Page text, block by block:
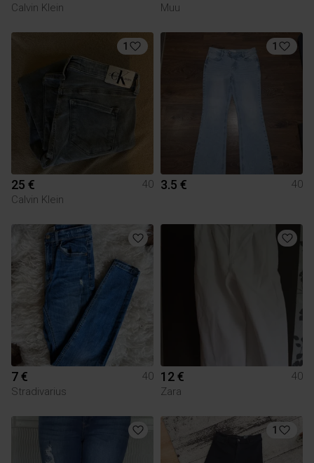
Calvin Klein Muu
1
25 €
40
Calvin Klein
1
3.5 € 40
7 €
40
Stradivarius
12 €
40
Zara
1